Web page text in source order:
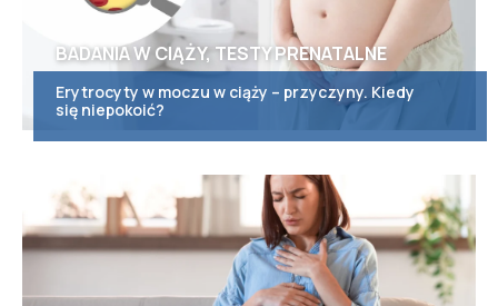
BADANIA W CIĄŻY, TESTY PRENATALNE
Erytrocyty w moczu w ciąży – przyczyny. Kiedy
się niepokoić?